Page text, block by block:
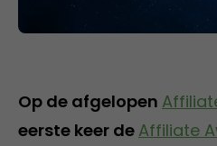
Op de afgelopen
eerste keer de Affiliate